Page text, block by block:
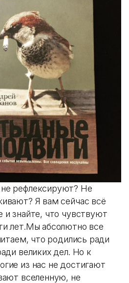
рефлексируют? Не
Я вам сейчас всё
и знайте, что чувствуют
лет.Мы абсолютно все
что родились ради
великих дел. Но к
из нас не достигают
вселенную, не